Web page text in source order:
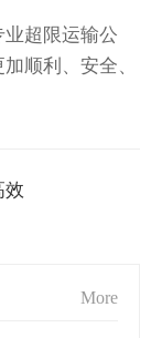
超限运输公
顺利、安全、
效
More